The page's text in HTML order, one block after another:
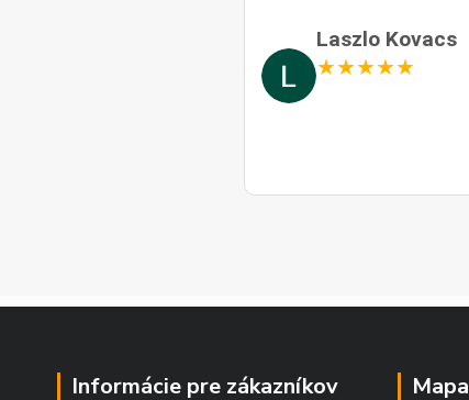
Laszlo Kovacs
★★★★★
Informácie pre zákazníkov Mapa